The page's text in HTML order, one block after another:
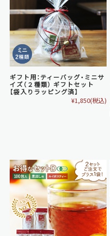
ギフト用：ティーバッグ・ミニサ
イズ（２種類） ギフトセット
【袋入りラッピング済】
¥1,850(税込)